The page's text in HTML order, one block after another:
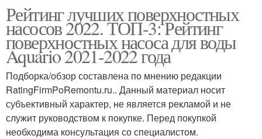
Рейтинг лучших поверхностных
насосов 2022. ТОП-3: Рейтинг
поверхностных насоса для воды
Aquario 2021-2022 года
Подборка/обзор составлена по мнению редакции
RatingFirmPoRemontu.ru.. Данный материал носит
субъективный характер, не является рекламой и не
служит руководством к покупке. Перед покупкой
необходима консультация со специалистом.